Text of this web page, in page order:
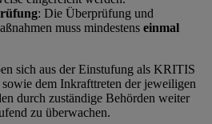
: Die Überprüfung und
muss mindestens einmal
sich aus der Einstufung als KRITIS
dem Inkrafttreten der jeweiligen
durch zuständige Behörden weiter
zu überwachen.